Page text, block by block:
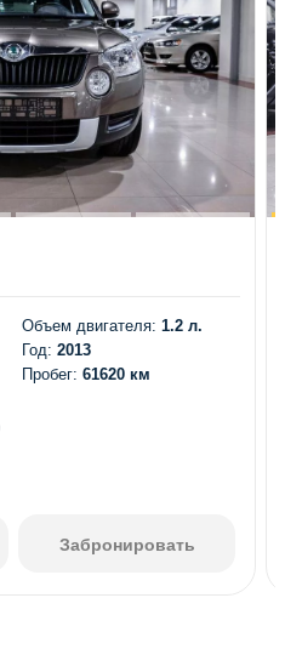
Объем двигателя: 1.2 л.
Год: 2013
Пробег: 61620 км
Забронировать